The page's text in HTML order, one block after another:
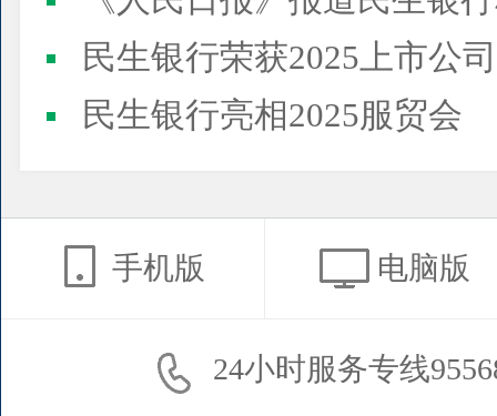
民生银行荣获2025上市公司董事会最佳实践案例、上市公
民生银行亮相2025服贸会
手机版 电脑版
24小时服务专线